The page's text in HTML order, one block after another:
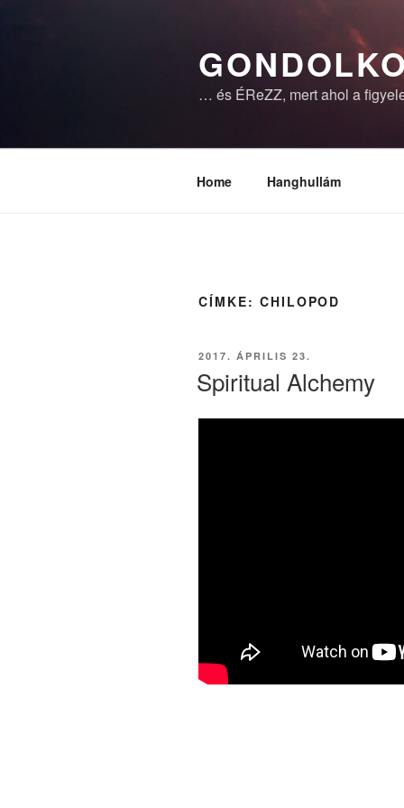
… és ÉReZZ, mert ahol a
Home Hanghullám
CÍMKE: CHILOPOD
BEKÜLDVE:
2017. ÁPRILIS 23.
Spiritual Alchemy